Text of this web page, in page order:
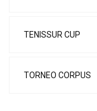
TENISSUR CUP
TORNEO CORPUS